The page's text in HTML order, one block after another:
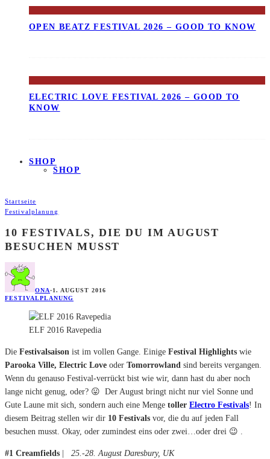
OPEN BEATZ FESTIVAL 2026 – GOOD TO KNOW
ELECTRIC LOVE FESTIVAL 2026 – GOOD TO
KNOW
SHOP
SHOP
Startseite
Festivalplanung
10 FESTIVALS, DIE DU IM AUGUST
BESUCHEN MUSST
ONA·1. AUGUST 2016
FESTIVALPLANUNG
ELF 2016 Ravepedia
Die Festivalsaison ist im vollen Gange. Einige Festival Highlights wie
Parooka Ville, Electric Love oder Tomorrowland sind bereits vergangen.
Wenn du genauso Festival-verrückt bist wie wir, dann hast du aber noch
lange nicht genug, oder? 😛 Der August bringt nicht nur viel Sonne und
Gute Laune mit sich, sondern auch eine Menge toller Electro Festivals! In
diesem Beitrag stellen wir dir 10 Festivals vor, die du auf jeden Fall
besuchen musst. Okay, oder zumindest eins oder zwei…oder drei 😉 .
#1 Creamfields
25.-28. August Daresbury, UK